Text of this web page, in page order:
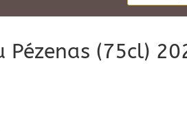
Pézenas (75cl)